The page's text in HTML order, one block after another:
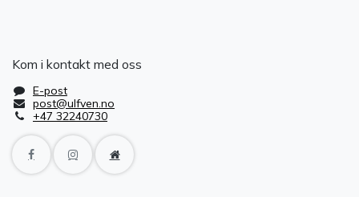
Kom i kontakt med oss
E-post
post@ulfven.no
+47 32240730